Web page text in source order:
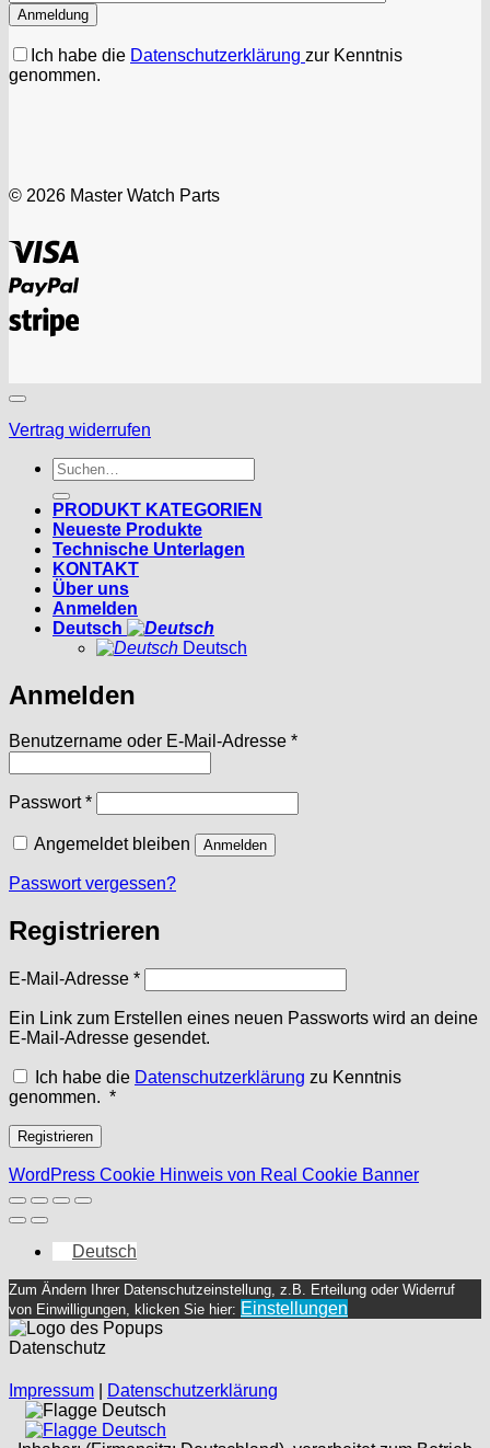
Ich habe die Datenschutzerklärung zur Kenntnis
genommen.
© 2026 Master Watch Parts
PayPal
Stripe
Vertrag widerrufen
Suchen
nach:
PRODUKT KATEGORIEN
Neueste Produkte
Technische Unterlagen
KONTAKT
Über uns
Anmelden
Deutsch
Deutsch
Anmelden
Benutzername oder E-Mail-Adresse *Erforderlich
Passwort*Erforderlich
Angemeldet bleiben Anmelden
Passwort vergessen?
Registrieren
E-Mail-Adresse *Erforderlich
Ein Link zum Erstellen eines neuen Passworts wird an deine
E-Mail-Adresse gesendet.
Ich habe die Datenschutzerklärung zu Kenntnis
genommen. *Erforderlich
Registrieren
WordPress Cookie Hinweis von Real Cookie Banner
Deutsch
Zum Ändern Ihrer Datenschutzeinstellung, z.B. Erteilung oder Widerruf
von Einwilligungen, klicken Sie hier: Einstellungen
Datenschutz
Impressum
Datenschutzerklärung
Deutsch
Deutsch